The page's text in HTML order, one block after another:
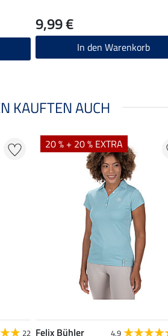
9,99 €
In den Warenkorb
KAUFTEN AUCH
22
20 % + 20 % EXTRA
Felix Bühler 4.9